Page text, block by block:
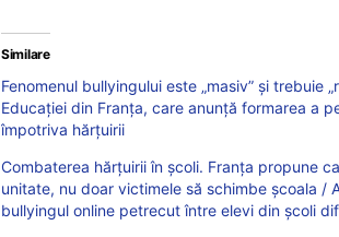
Similare
Fenomenul bullyingului este „masiv” și trebuie
Educației din Franța, care anunță formarea a
împotriva hărțuirii
Combaterea hărțuirii în școli. Franța propune
unitate, nu doar victimele să schimbe școala /
bullyingul online petrecut între elevi din școli